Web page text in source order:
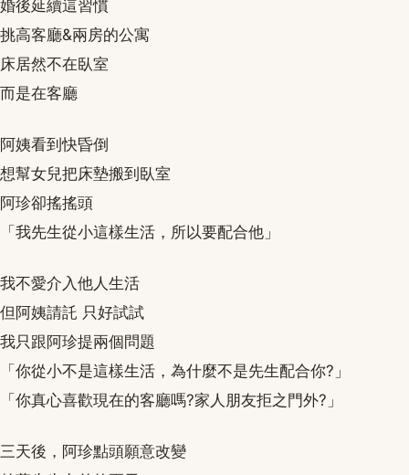
婚後延續這習慣
挑高客廳&兩房的公寓
床居然不在臥室
而是在客廳
阿姨看到快昏倒
想幫女兒把床墊搬到臥室
阿珍卻搖搖頭
「我先生從小這樣生活，所以要配合他」
我不愛介入他人生活
但阿姨請託 只好試試
我只跟阿珍提兩個問題
「你從小不是這樣生活，為什麼不是先生配合你?」
「你真心喜歡現在的客廳嗎?家人朋友拒之門外?」
三天後，阿珍點頭願意改變